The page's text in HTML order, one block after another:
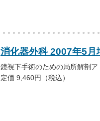
消化器外科 2007年5月
鏡視下手術のための局所解剖
定価 9,460円（税込）